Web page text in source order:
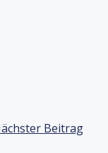
Beitrag